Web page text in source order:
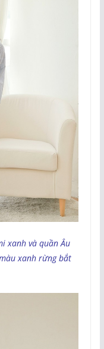
xanh và quần Âu
xanh rừng bắt